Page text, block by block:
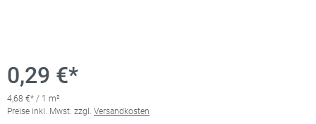
0,29 €*
4,68 €* / 1 m²
Preise inkl. Mwst. zzgl. Versandkosten